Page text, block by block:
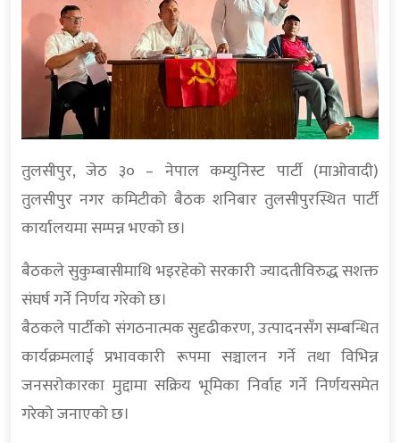
तुलसीपुर, जेठ ३० – नेपाल कम्युनिस्ट पार्टी (माओवादी)
तुलसीपुर नगर कमिटीको बैठक शनिबार तुलसीपुरस्थित पार्टी
कार्यालयमा सम्पन्न भएको छ।
बैठकले सुकुम्बासीमाथि भइरहेको सरकारी ज्यादतीविरुद्ध सशक्त
संघर्ष गर्ने निर्णय गरेको छ।
बैठकले पार्टीको संगठनात्मक सुदृढीकरण, उत्पादनसँग सम्बन्धित
कार्यक्रमलाई प्रभावकारी रूपमा सञ्चालन गर्ने तथा विभिन्न
जनसरोकारका मुद्दामा सक्रिय भूमिका निर्वाह गर्ने निर्णयसमेत
गरेको जनाएको छ।